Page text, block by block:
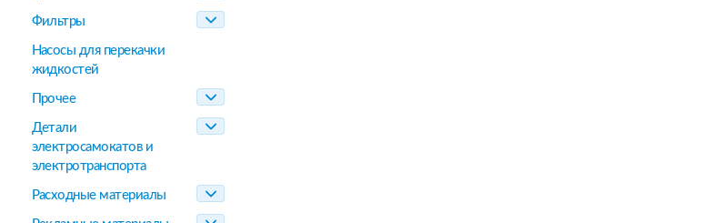
Фильтры
Насосы для перекачки
жидкостей
Прочее
Детали
электросамокатов и
электротранспорта
Расходные материалы